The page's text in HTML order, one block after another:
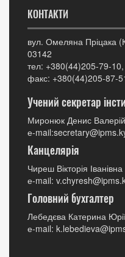
КОНТАКТИ
вул. Омеляна Пріцака
03142
тел: +380(44)205-79-
факс: +380(44)205-87-
Учений секретар
Миронюк Денис
е-
Канцелярія
Чиреш Вікторія Іванівна
е-mail:
Головний бухгалтер
Лебедєва Катерина
е-mail: